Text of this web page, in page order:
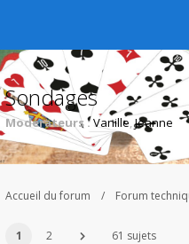
Sondages
Modérateurs :Vanille,Jeanne
Accueil du forum Forum
1 2 61 sujets